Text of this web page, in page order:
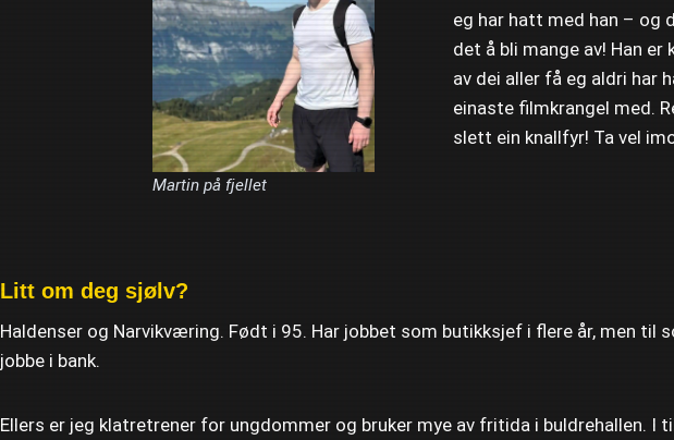
Martin på fjellet
eg har hatt med han – og
det å bli mange av! Han er
av dei aller få eg aldri har
einaste filmkrangel med.
slett ein knallfyr! Ta vel
Litt om deg sjølv?
Haldenser og Narvikværing. Født i 95. Har jobbet som butikksjef i flere år, men til
jobbe i bank.
Ellers er jeg klatretrener for ungdommer og bruker mye av fritida i buldrehallen. I